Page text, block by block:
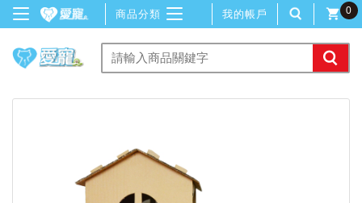
商品分類 我的帳戶 0